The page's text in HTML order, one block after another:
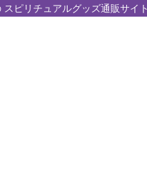
ピリチュアルグッズ通販サイ